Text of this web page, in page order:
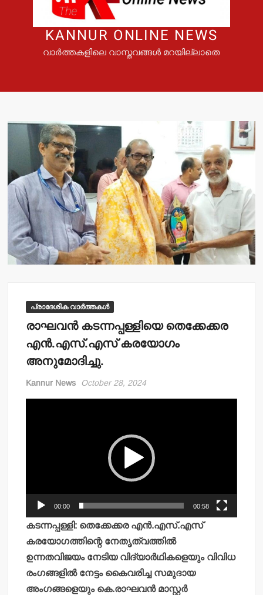
KANNUR ONLINE NEWS
വാർത്തകളിലെ വാസ്തവങ്ങൾ മറയില്ലാതെ
പ്രാദേശിക വാർത്തകൾ
രാഘവന്‍ കടന്നപ്പള്ളിയെ തെക്കേക്കര
എന്‍.എസ്.എസ് കരയോഗം
അനുമോദിച്ചു.
Kannur News October 28, 2024
00:00 00:58
കടന്നപ്പള്ളി: തെക്കേക്കര എന്‍.എസ്.എസ്
കരയോഗത്തിന്റെ നേതൃത്വത്തില്‍
ഉന്നതവിജയം നേടിയ വിദ്യാര്‍ഥികളെയും വിവിധ
രംഗങ്ങളില്‍ നേട്ടം കൈവരിച്ച സമുദായ
അംഗങ്ങളെയും കെ.രാഘവന്‍ മാസ്റ്റര്‍